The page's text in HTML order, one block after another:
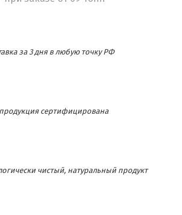
за 3 дня в любую точку РФ
сертифицирована
чистый, натуральный продукт